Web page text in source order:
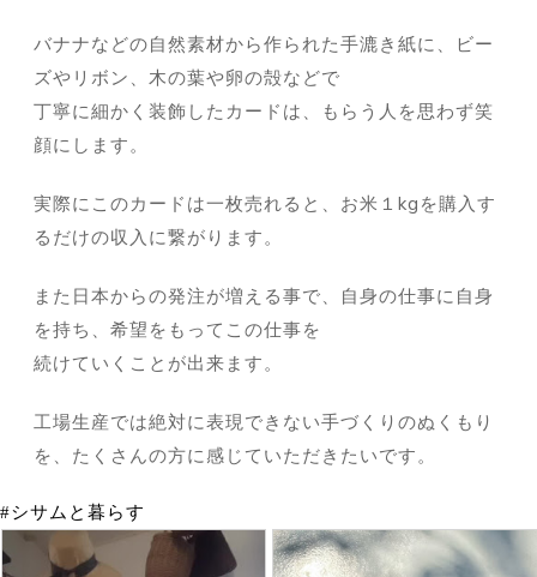
バナナなどの自然素材から作られた手漉き紙に、ビー
ズやリボン、木の葉や卵の殻などで
丁寧に細かく装飾したカードは、もらう人を思わず笑
顔にします。
実際にこのカードは一枚売れると、お米１kgを購入す
るだけの収入に繋がります。
また日本からの発注が増える事で、自身の仕事に自身
を持ち、希望をもってこの仕事を
続けていくことが出来ます。
工場生産では絶対に表現できない手づくりのぬくもり
を、たくさんの方に感じていただきたいです。
#シサムと暮らす